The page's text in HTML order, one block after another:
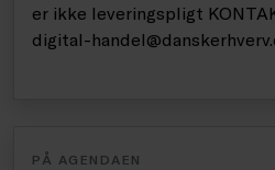
er ikke leveringspligt
digital-
PÅ AGENDAEN